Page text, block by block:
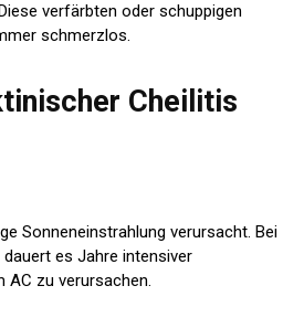
verfärbten oder schuppigen
schmerzlos.
Cheilitis
Sonneneinstrahlung verursacht. Bei
es Jahre intensiver
AC zu verursachen.